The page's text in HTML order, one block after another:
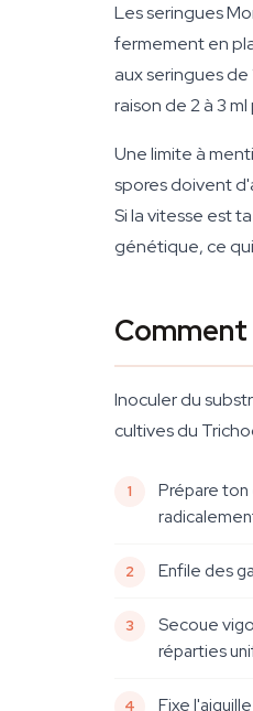
Les seringues
fermement en
aux seringues
raison de 2 à 3
Une limite à
spores doivent
Si la vitesse est
génétique, ce
Comment
Inoculer du
cultives du
Prépare ton
Enfile des
Secoue
réparties
Fixe